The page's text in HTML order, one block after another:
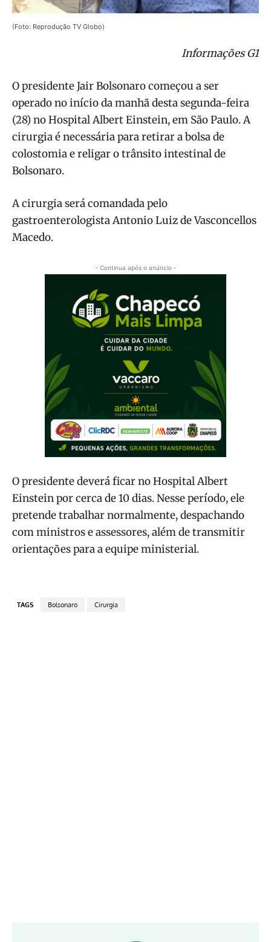
(Foto: Reprodução TV Globo)
Informações G1
O presidente Jair Bolsonaro começou a ser
operado no início da manhã desta segunda-feira
(28) no Hospital Albert Einstein, em São Paulo. A
cirurgia é necessária para retirar a bolsa de
colostomia e religar o trânsito intestinal de
Bolsonaro.
A cirurgia será comandada pelo
gastroenterologista Antonio Luiz de Vasconcellos
Macedo.
- Continua após o anúncio -
O presidente deverá ficar no Hospital Albert
Einstein por cerca de 10 dias. Nesse período, ele
pretende trabalhar normalmente, despachando
com ministros e assessores, além de transmitir
orientações para a equipe ministerial.
TAGS Bolsonaro Cirurgia